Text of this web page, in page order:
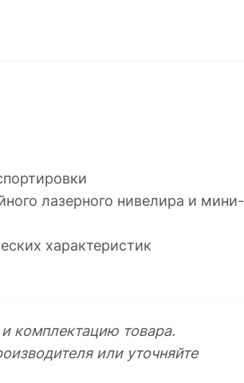
лазерного нивелира и мини-
характеристик
комплектацию товара.
или уточняйте